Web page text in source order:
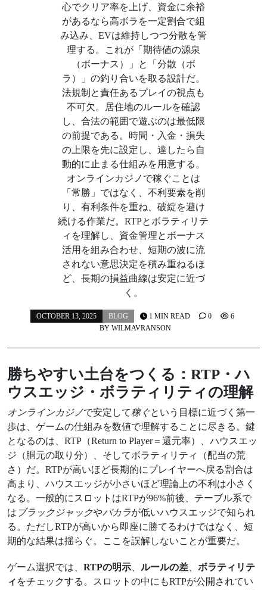
心でクリア率を上げ、資金に余裕
があるなら高ボラを一定割合で組
み込み、EVは維持しつつ分散を管
理する。これが「期待値の源泉
（ボーナス）」と「分散（ボ
ラ）」の釣り合いを取る設計だ。
法規制と責任あるプレイの視点も
不可欠。居住地のルールを確認
し、合法の範囲で遊ぶのは最低限
の前提である。時間・入金・損失
の上限を先に設定し、達したら自
動的に止まる仕組みを用意する。
オンラインカジノで稼ぐことは
「常勝」ではなく、不利要素を削
り、有利条件を重ね、破綻を避け
続ける作業だ。RTPとボラティリテ
ィを理解し、資金管理とボーナス
活用を組み合わせ、短期の波に流
されない意思決定を積み重ねるほ
ど、長期の損益曲線は安定に近づ
く。
OCTOBER 13, 2025
BLOG
BY WILMAVRANSON
1 MIN READ 0 6
勝ちやすい土台をつくる：RTP・ハ
ウスエッジ・ボラティリティの理解
オンラインカジノで安定して稼ぐという目標に近づく第一
歩は、ゲームの仕組みを数値で理解することに尽きる。鍵
となるのは、RTP（Return to Player＝還元率）、ハウスエッ
ジ（胴元の取り分）、そしてボラティリティ（配当の荒
さ）だ。RTPが高いほど長期的にプレイヤーへ戻る割合は
高まり、ハウスエッジが小さいほど理論上の不利は小さく
なる。一般的にスロットはRTPが96%前後、テーブル系で
は ブラックジャックやバカラが低いハウスエッジで知られ
る。ただしRTPが高いから即座に勝てるわけではなく、短
期的な結果は揺らぐ。ここを誤解しないことが重要だ。
ゲーム選択では、 RTPの明示 ルールの差
ボラティリテ
ィ をチェックする。スロットの中にもRTPが公開されてい